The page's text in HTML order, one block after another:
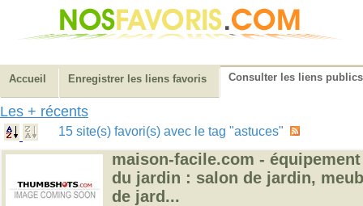
Accueil Enregistrer les liens favoris Consulter les liens publics
Les + récents
15 site(s) favori(s) avec le tag "astuces"
maison-facile.com -
du jardin : salon de jardin,
de jard...